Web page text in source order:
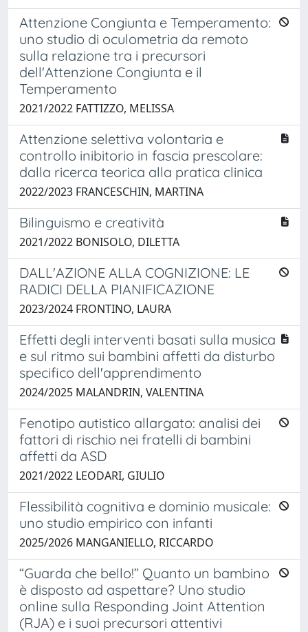
Attenzione Congiunta e Temperamento:
uno studio di oculometria da remoto
sulla relazione tra i precursori
dell'Attenzione Congiunta e il
Temperamento
2021/2022 FATTIZZO, MELISSA
Attenzione selettiva volontaria e
controllo inibitorio in fascia prescolare:
dalla ricerca teorica alla pratica clinica
2022/2023 FRANCESCHIN, MARTINA
Bilinguismo e creatività
2021/2022 BONISOLO, DILETTA
DALL'AZIONE ALLA COGNIZIONE: LE
RADICI DELLA PIANIFICAZIONE
2023/2024 FRONTINO, LAURA
Effetti degli interventi basati sulla musica
e sul ritmo sui bambini affetti da disturbo
specifico dell'apprendimento
2024/2025 MALANDRIN, VALENTINA
Fenotipo autistico allargato: analisi dei
fattori di rischio nei fratelli di bambini
affetti da ASD
2021/2022 LEODARI, GIULIO
Flessibilità cognitiva e dominio musicale:
uno studio empirico con infanti
2025/2026 MANGANIELLO, RICCARDO
“Guarda che bello!” Quanto un bambino
è disposto ad aspettare? Uno studio
online sulla Responding Joint Attention
(RJA) e i suoi precursori attentivi